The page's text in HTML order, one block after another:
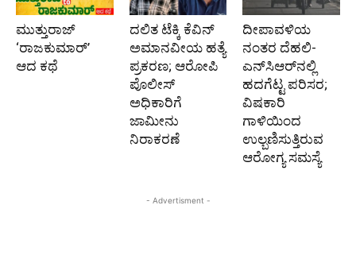
ಮುತ್ತುರಾಜ್
‘ರಾಜಕುಮಾರ್‍’
ಆದ ಕಥೆ
ದಲಿತ ಟೆಕ್ಕಿ ಕೆವಿನ್
ಅಮಾನವೀಯ ಹತ್ಯೆ
ಪ್ರಕರಣ; ಆರೋಪಿ
ಪೊಲೀಸ್‌
ಅಧಿಕಾರಿಗೆ
ಜಾಮೀನು
ನಿರಾಕರಣೆ
ದೀಪಾವಳಿಯ
ನಂತರ ದೆಹಲಿ-
ಎನ್‌ಸಿಆರ್‌ನಲ್ಲಿ
ಹದಗೆಟ್ಟ ಪರಿಸರ;
ವಿಷಕಾರಿ
ಗಾಳಿಯಿಂದ
ಉಲ್ಬಣಿಸುತ್ತಿರುವ
ಆರೋಗ್ಯ ಸಮಸ್ಯೆ
- Advertisment -